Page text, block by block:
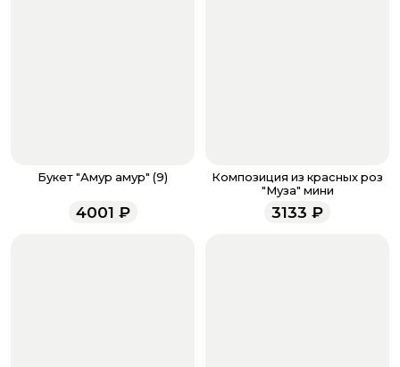
звоните по номеру телефона
напишите WhatsApp
+7 937 333-66-53. Наши
менеджеры работают ежедневно с 9.00 до 23.00 и
всегда рады проконсультировать вас.
Букет "Амур амур" (9)
4001 ₽
Композиция из красных роз
"Муза" мини
3133 ₽